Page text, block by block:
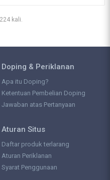
kali.
Doping & Periklanan
Apa itu Doping?
Ketentuan Pembelian Doping
Jawaban atas Pertanyaan
Aturan Situs
Daftar produk terlarang
Aturan Periklanan
Syarat Penggunaan